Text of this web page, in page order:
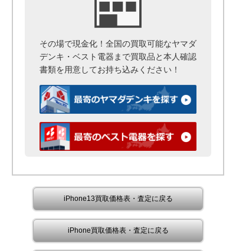
その場で現金化！全国の買取可能なヤマダ
デンキ・ベスト電器まで買取品と本人確認
書類を用意してお持ち込みください！
iPhone13買取価格表・査定に戻る
iPhone買取価格表・査定に戻る